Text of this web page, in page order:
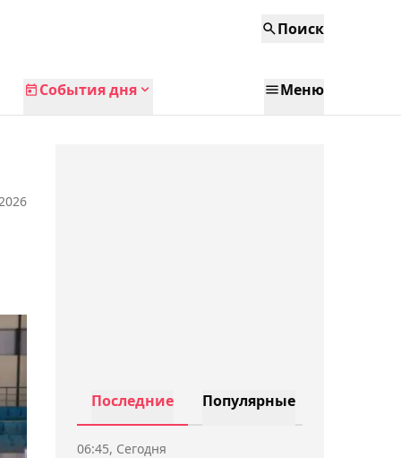
Поиск
События дня Меню
Последние Популярные
06:45, Сегодня